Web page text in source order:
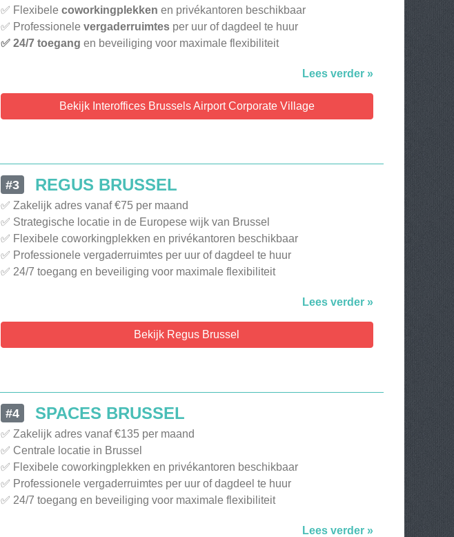
✅ Flexibele coworkingplekken en privékantoren beschikbaar
✅ Professionele vergaderruimtesper uur of dagdeel te huur
✅ 24/7 toegang en beveiliging voor maximale flexibiliteit
Lees verder »
Bekijk Interoffices Brussels Airport Corporate Village
#3 REGUS BRUSSEL
✅ Zakelijk adres vanaf €75 per maand
✅ Strategische locatie in de Europese wijk van Brussel
✅ Flexibele coworkingplekken en privékantoren beschikbaar
✅ Professionele vergaderruimtes per uur of dagdeel te huur
✅ 24/7 toegang en beveiliging voor maximale flexibiliteit
Lees verder »
Bekijk Regus Brussel
#4 SPACES BRUSSEL
✅ Zakelijk adres vanaf €135 per maand
✅ Centrale locatie in Brussel
✅ Flexibele coworkingplekken en privékantoren beschikbaar
✅ Professionele vergaderruimtes per uur of dagdeel te huur
✅ 24/7 toegang en beveiliging voor maximale flexibiliteit
Lees verder »